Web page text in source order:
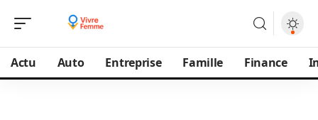
Actu Auto Entreprise Famille Finance